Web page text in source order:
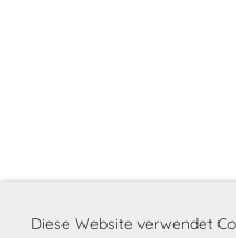
Diese Website verwendet